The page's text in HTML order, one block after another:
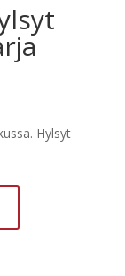
Hylsyt